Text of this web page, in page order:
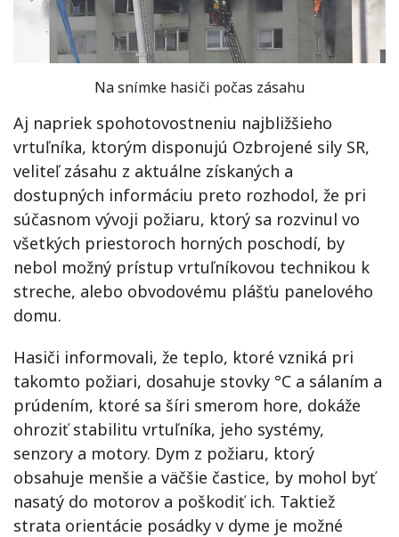
Na snímke hasiči počas zásahu
Aj napriek spohotovostneniu najbližšieho
vrtuľníka, ktorým disponujú Ozbrojené sily SR,
veliteľ zásahu z aktuálne získaných a
dostupných informáciu preto rozhodol, že pri
súčasnom vývoji požiaru, ktorý sa rozvinul vo
všetkých priestoroch horných poschodí, by
nebol možný prístup vrtuľníkovou technikou k
streche, alebo obvodovému plášťu panelového
domu.
Hasiči informovali, že teplo, ktoré vzniká pri
takomto požiari, dosahuje stovky °C a sálaním a
prúdením, ktoré sa šíri smerom hore, dokáže
ohroziť stabilitu vrtuľníka, jeho systémy,
senzory a motory. Dym z požiaru, ktorý
obsahuje menšie a väčšie častice, by mohol byť
nasatý do motorov a poškodiť ich. Taktiež
strata orientácie posádky v dyme je možné